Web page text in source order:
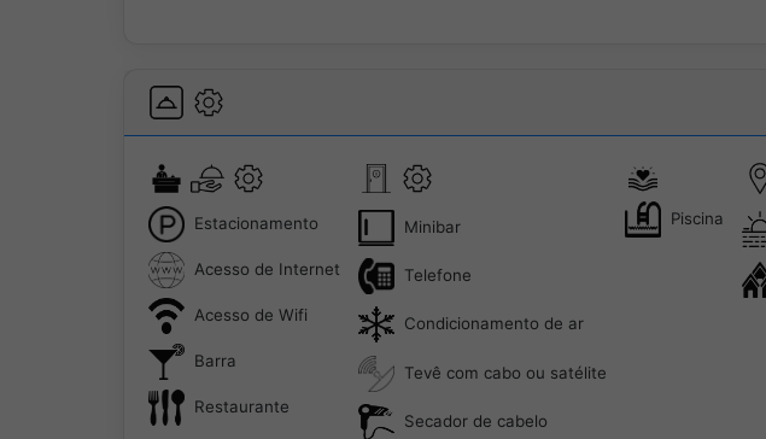
Estacionamento
Acesso de Internet
Acesso de Wifi
Barra
Restaurante
Minibar
Telefone
Condicionamento de ar
Tevê com cabo ou satélite
Secador de cabelo
Piscina